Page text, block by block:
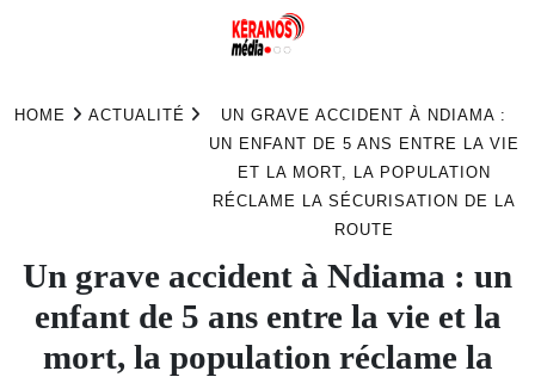
HOME ACTUALITÉ
UN GRAVE ACCIDENT À NDIAMA :
UN ENFANT DE 5 ANS ENTRE LA VIE
ET LA MORT, LA POPULATION
RÉCLAME LA SÉCURISATION DE LA
ROUTE
Un grave accident à Ndiama : un
enfant de 5 ans entre la vie et la
mort, la population réclame la